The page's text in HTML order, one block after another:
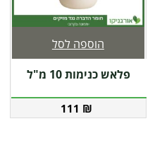
פלאש כנימות 10 מ"ל
111 ₪
הוספה לסל